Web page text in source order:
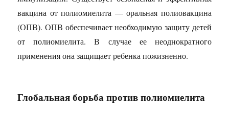
вакцина от полиомиелита — оральная полиовакцина
(ОПВ). ОПВ обеспечивает необходимую защиту детей
от полиомиелита. В случае ее неоднократного
применения она защищает ребенка пожизненно.
Глобальная борьба против полиомиелита